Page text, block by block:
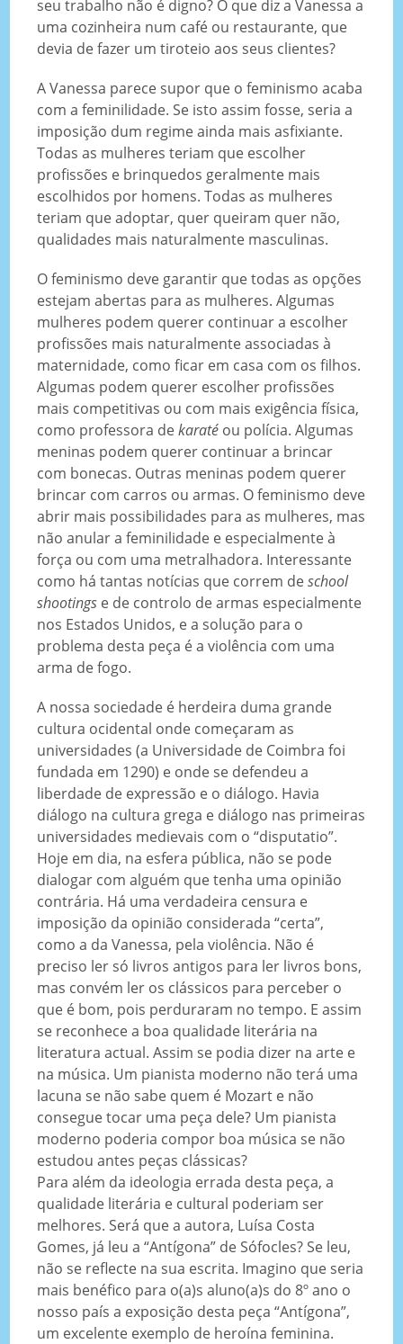
seu trabalho não é digno? O que diz a Vanessa a
uma cozinheira num café ou restaurante, que
devia de fazer um tiroteio aos seus clientes?
A Vanessa parece supor que o feminismo acaba
com a feminilidade. Se isto assim fosse, seria a
imposição dum regime ainda mais asfixiante.
Todas as mulheres teriam que escolher
profissões e brinquedos geralmente mais
escolhidos por homens. Todas as mulheres
teriam que adoptar, quer queiram quer não,
qualidades mais naturalmente masculinas.
O feminismo deve garantir que todas as opções
estejam abertas para as mulheres. Algumas
mulheres podem querer continuar a escolher
profissões mais naturalmente associadas à
maternidade, como ficar em casa com os filhos.
Algumas podem querer escolher profissões
mais competitivas ou com mais exigência física,
como professora dekaraté ou polícia. Algumas
meninas podem querer continuar a brincar
com bonecas. Outras meninas podem querer
brincar com carros ou armas. O feminismo deve
abrir mais possibilidades para as mulheres, mas
não anular a feminilidade e especialmente à
força ou com uma metralhadora. Interessante
como há tantas notícias que correm deschool
shootings e de controlo de armas especialmente
nos Estados Unidos, e a solução para o
problema desta peça é a violência com uma
arma de fogo.
A nossa sociedade é herdeira duma grande
cultura ocidental onde começaram as
universidades (a Universidade de Coimbra foi
fundada em 1290) e onde se defendeu a
liberdade de expressão e o diálogo. Havia
diálogo na cultura grega e diálogo nas primeiras
universidades medievais com o “disputatio”.
Hoje em dia, na esfera pública, não se pode
dialogar com alguém que tenha uma opinião
contrária. Há uma verdadeira censura e
imposição da opinião considerada “certa”,
como a da Vanessa, pela violência. Não é
preciso ler só livros antigos para ler livros bons,
mas convém ler os clássicos para perceber o
que é bom, pois perduraram no tempo. E assim
se reconhece a boa qualidade literária na
literatura actual. Assim se podia dizer na arte e
na música. Um pianista moderno não terá uma
lacuna se não sabe quem é Mozart e não
consegue tocar uma peça dele? Um pianista
moderno poderia compor boa música se não
estudou antes peças clássicas?
Para além da ideologia errada desta peça, a
qualidade literária e cultural poderiam ser
melhores. Será que a autora, Luísa Costa
Gomes, já leu a “Antígona” de Sófocles? Se leu,
não se reflecte na sua escrita. Imagino que seria
mais benéfico para o(a)s aluno(a)s do 8º ano o
nosso país a exposição desta peça “Antígona”,
um excelente exemplo de heroína feminina.